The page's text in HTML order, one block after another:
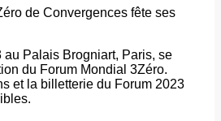
de Convergences fête ses
au Palais Brogniart, Paris, se
du Forum Mondial 3Zéro.
et la billetterie du Forum 2023